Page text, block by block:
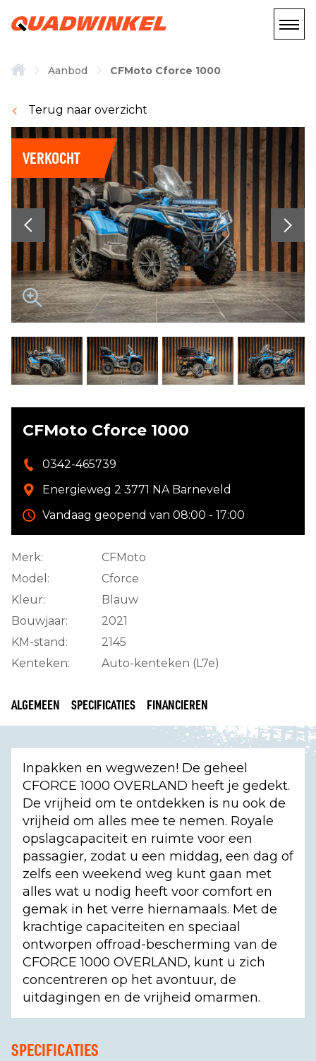
Aanbod CFMoto Cforce 1000
Terug naar overzicht
VERKOCHT
CFMoto Cforce 1000
0342-465739
Energieweg 2 3771 NA Barneveld
Vandaag geopend van 08:00 - 17:00
Merk:
CFMoto
Model:
Cforce
Kleur:
Blauw
Bouwjaar:
2021
KM-stand:
2145
Kenteken:
Auto-kenteken (L7e)
ALGEMEEN SPECIFICATIES FINANCIEREN
Inpakken en wegwezen! De geheel
CFORCE 1000 OVERLAND heeft je gedekt.
De vrijheid om te ontdekken is nu ook de
vrijheid om alles mee te nemen. Royale
opslagcapaciteit en ruimte voor een
passagier, zodat u een middag, een dag of
zelfs een weekend weg kunt gaan met
alles wat u nodig heeft voor comfort en
gemak in het verre hiernamaals. Met de
krachtige capaciteiten en speciaal
ontworpen offroad-bescherming van de
CFORCE 1000 OVERLAND, kunt u zich
concentreren op het avontuur, de
uitdagingen en de vrijheid omarmen.
SPECIFICATIES